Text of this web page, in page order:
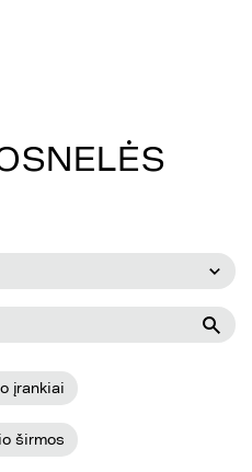
įrankiai
širmos